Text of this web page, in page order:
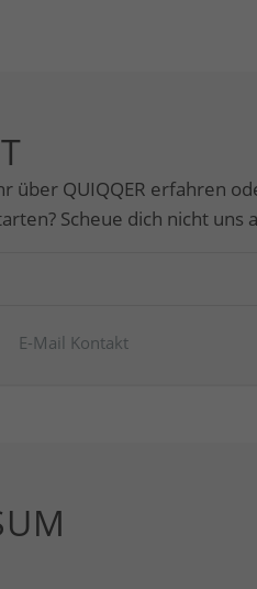
über QUIQQER erfahren
Scheue dich nicht uns
E-Mail Kontakt